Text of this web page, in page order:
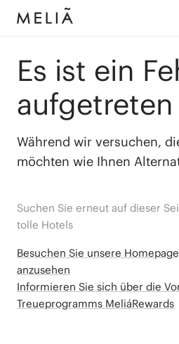
Es ist ein
aufgetreten
Während wir versuchen,
möchten wie Ihnen
Suchen Sie erneut auf dieser
tolle Hotels
Besuchen Sie unsere
anzusehen
Informieren Sie sich über die
Treueprogramms MeliáRewards